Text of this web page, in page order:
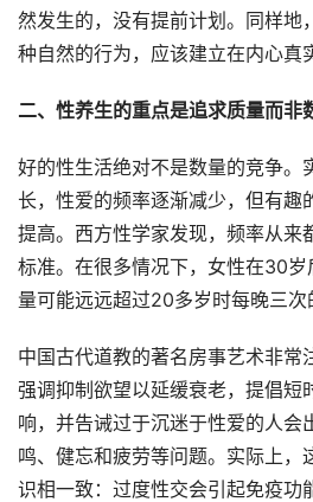
然发生的，没有提前计划。同样地
种自然的行为，应该建立在内心真
二、性养生的重点是追求质量而非
好的性生活绝对不是数量的竞争。
长，性爱的频率逐渐减少，但有趣
提高。西方性学家发现，频率从来
标准。在很多情况下，女性在30
量可能远远超过20多岁时每晚三次
中国古代道教的著名房事艺术非常
强调抑制欲望以延缓衰老，提倡短
响，并告诫过于沉迷于性爱的人会
鸣、健忘和疲劳等问题。实际上，
识相一致：过度性交会引起免疫功